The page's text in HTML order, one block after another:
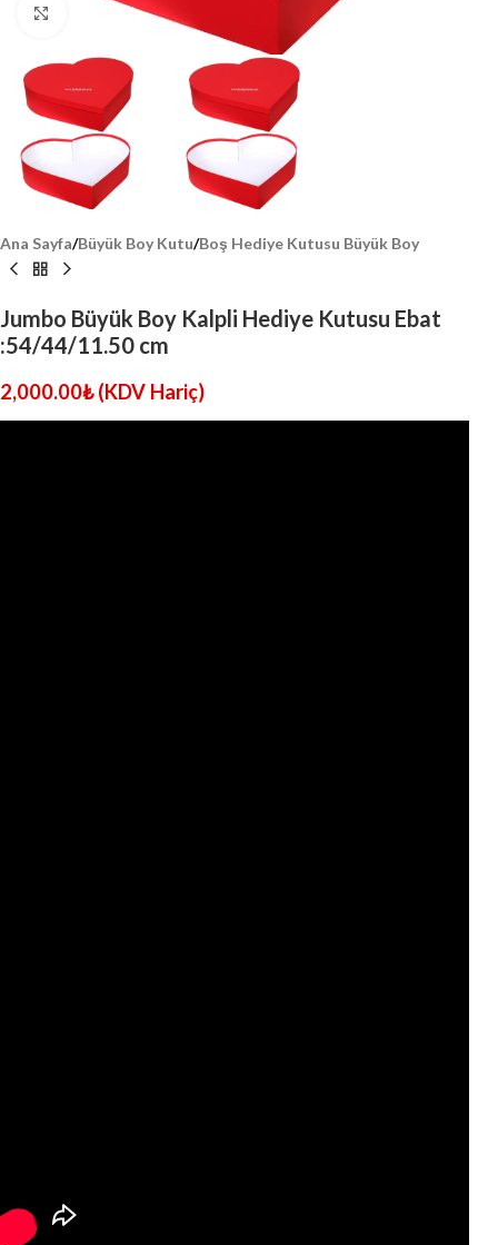
Click to enlarge
Ana Sayfa/Büyük Boy Kutu/Boş Hediye Kutusu Büyük Boy
Jumbo Büyük Boy Kalpli Hediye Kutusu Ebat
:54/44/11.50 cm
2,000.00₺ (KDV Hariç)